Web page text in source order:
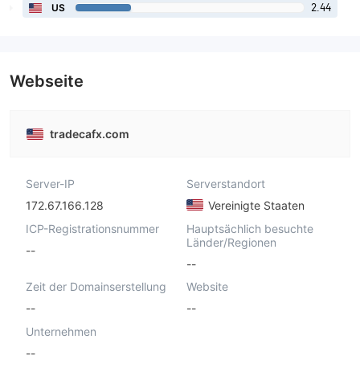
US 2.44
Webseite
tradecafx.com
Server-IP
172.67.166.128
Serverstandort
Vereinigte Staaten
ICP-Registrationsnummer
--
Hauptsächlich besuchte
Länder/Regionen
--
Zeit der Domainserstellung
--
Website
--
Unternehmen
--